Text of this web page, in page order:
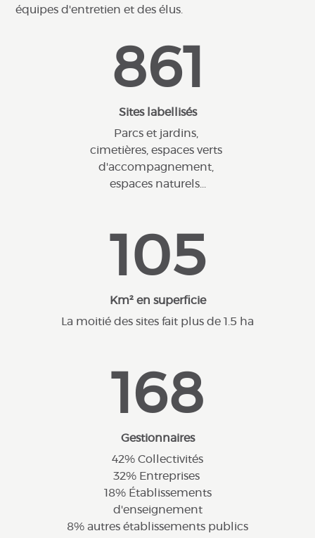
équipes d'entretien et des élus.
861
Sites labellisés
Parcs et jardins,
cimetières, espaces verts
d'accompagnement,
espaces naturels...
105
Km² en superficie
La moitié des sites fait plus de 1.5 ha
168
Gestionnaires
42% Collectivités
32% Entreprises
18% Établissements
d'enseignement
8% autres établissements publics